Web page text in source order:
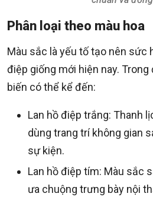
Phân loại theo màu hoa
Màu sắc là yếu tố tạo nên sức
điệp giống mới hiện nay.
biến có thể kể đến:
Lan hồ điệp trắng: Thanh
dùng trang trí không gian
sự kiện.
Lan hồ điệp tím: Màu sắc
ưa chuộng trưng bày nội